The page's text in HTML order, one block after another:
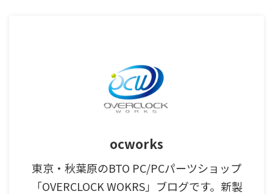
ocworks
東京・秋葉原のBTO PC/PCパーツショップ
「OVERCLOCK WOKRS」ブログです。新製